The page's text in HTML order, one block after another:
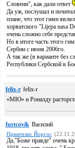
Словени", как дали ответ
Да уж, послушал и
плане, что этот гимн
хорватского "Lijepa nasa
очень сложно себе
Но в итоге часть этого
Сербии с июня 2006го.
А так же (в варианте без
Республики Сербской в
felix-r felix-r
«МЮ» и Роналду
furtcovik Василий
Принтезис Йоргос
Да,"Боже правде" очень